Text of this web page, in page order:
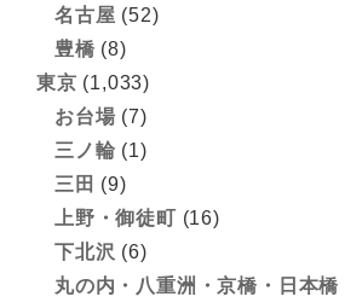
名古屋 (52)
豊橋 (8)
東京 (1,033)
お台場 (7)
三ノ輪 (1)
三田 (9)
上野・御徒町 (16)
下北沢 (6)
丸の内・八重洲・京橋・日本橋